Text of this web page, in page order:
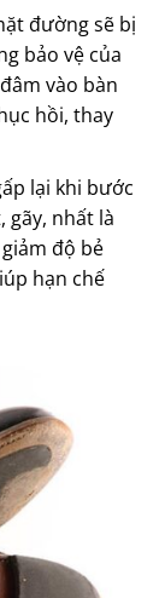
đường sẽ bị
bảo vệ của
vào bàn
hồi, thay
lại khi bước
gãy, nhất là
độ bẻ
hạn chế